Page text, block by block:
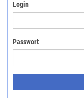
Login
Passwort